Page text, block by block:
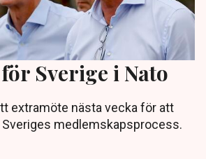
Sverige i Nato
extramöte nästa vecka för att
medlemskapsprocess.